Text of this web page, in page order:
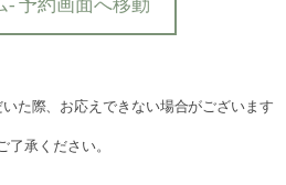
- 予約画面へ移動
た際、お応えできない場合がございます
了承ください。